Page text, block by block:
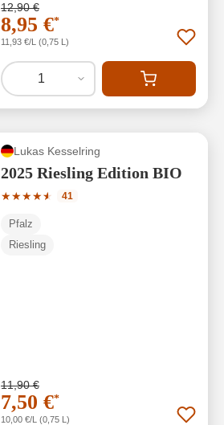
12,90 €
8,95 €*
11,93 €/L (0,75 L)
1
Lukas Kesselring
2025 Riesling Edition BIO
★★★★★
★
Durchschnittliche Bewertung von 4.88
41
Pfalz
Riesling
11,90 €
7,50 €*
10,00 €/L (0,75 L)